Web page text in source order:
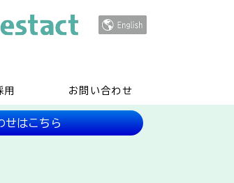
用 お問い合わせ
せはこちら